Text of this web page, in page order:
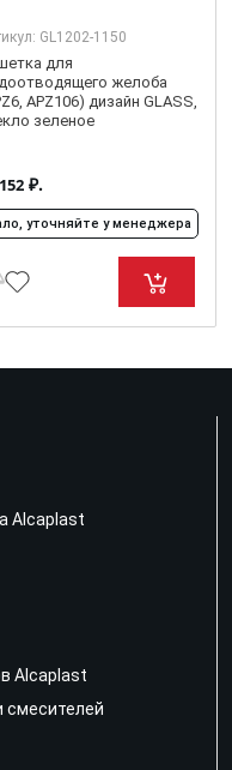
GL1202-1150
для
желоба
APZ106) дизайн GLASS,
зеленое
₽.
уточняйте у менеджера
Alcaplast
Alcaplast
смесителей